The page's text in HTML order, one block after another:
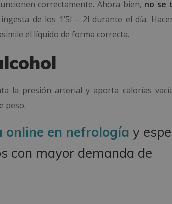
correctamente. Ahora bien, no se
de los 1’5l – 2l durante el día.
el líquido de forma correcta.
la presión arterial y aporta calorías
peso.
online en nefrología y
con mayor demanda de